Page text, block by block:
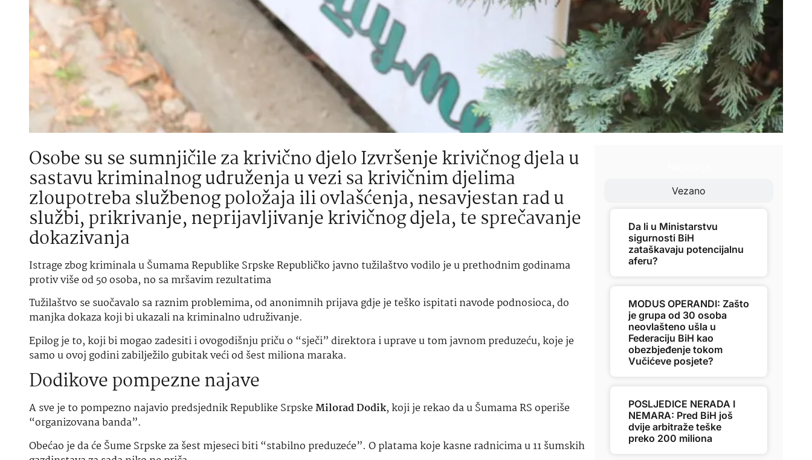
Osobe su se sumnjičile za krivično djelo Izvršenje krivičnog djela u
sastavu kriminalnog udruženja u vezi sa krivičnim djelima
zloupotreba službenog položaja ili ovlašćenja, nesavjestan rad u
službi, prikrivanje, neprijavljivanje krivičnog djela, te sprečavanje
dokazivanja
Istrage zbog kriminala u Šumama Republike Srpske Republičko javno tužilaštvo vodilo je u prethodnim godinama
protiv više od 50 osoba, no sa mršavim rezultatima
Tužilaštvo se suočavalo sa raznim problemima, od anonimnih prijava gdje je teško ispitati navode podnosioca, do
manjka dokaza koji bi ukazali na kriminalno udruživanje.
Epilog je to, koji bi mogao zadesiti i ovogodišnju priču o “sječi” direktora i uprave u tom javnom preduzeću, koje je
samo u ovoj godini zabilježilo gubitak veći od šest miliona maraka.
Dodikove pompezne najave
A sve je to pompezno najavio predsjednik Republike SrpskeMilorad Dodik, koji je rekao da u Šumama RS operiše
“organizovana banda”.
Obećao je da će Šume Srpske za šest mjeseci biti “stabilno preduzeće”. O platama koje kasne radnicima u 11 šumskih
Vezano
Da li u Ministarstvu
sigurnosti BiH
zataškavaju potencijalnu
aferu?
MODUS OPERANDI: Zašto
je grupa od 30 osoba
neovlašteno ušla u
Federaciju BiH kao
obezbjeđenje tokom
Vučićeve posjete?
POSLJEDICE NERADA I
NEMARA: Pred BiH još
dvije arbitraže teške
preko 200 miliona